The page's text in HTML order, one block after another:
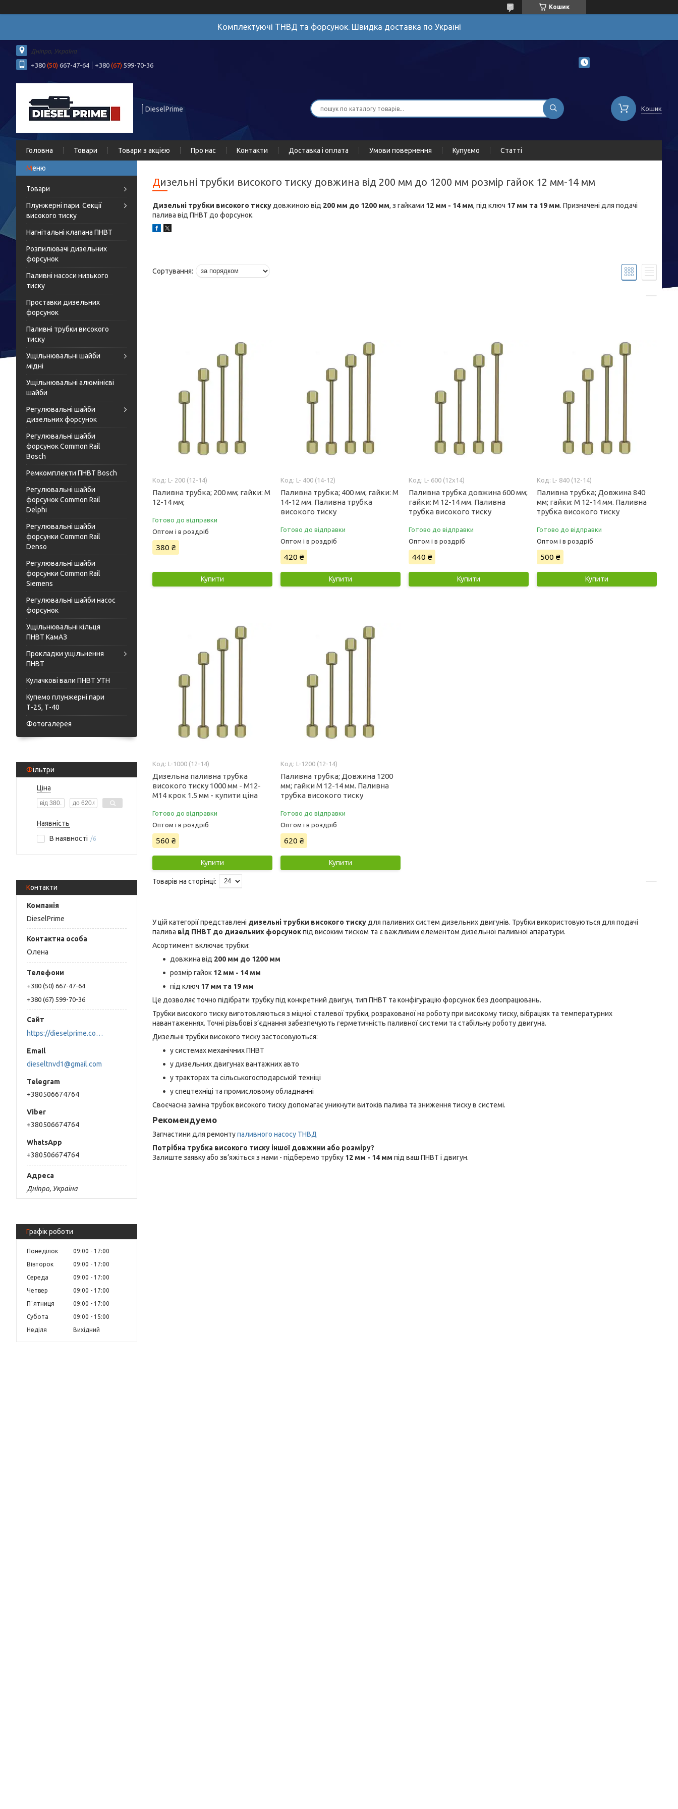
Кошик
Комплектуючі ТНВД та форсунок. Швидка доставка по Україні
Дніпро, Україна
+380 (50) 667-47-64 +380 (67) 599-70-36
DieselPrime Кошик
Головна Товари Товари з акцією Про нас Контакти Доставка і оплата Умови повернення Купуємо Статті
Товари
Плунжерні пари. Секції
високого тиску
Нагнітальні клапана ПНВТ
Розпилювачі дизельних
форсунок
Паливні насоси низького
тиску
Проставки дизельних
форсунок
Паливні трубки високого
тиску
Ущільнювальні шайби
мідні
Ущільнювальні алюмінієві
шайби
Регулювальні шайби
дизельних форсунок
Регулювальні шайби
форсунок Common Rail
Bosch
Ремкомплекти ПНВТ Bosch
Регулювальні шайби
форсунок Common Rail
Delphi
Регулювальні шайби
форсунки Common Rail
Denso
Регулювальні шайби
форсунки Common Rail
Siemens
Регулювальні шайби насос
форсунок
Ущільнювальні кільця
ПНВТ КамАЗ
Прокладки ущільнення
ПНВТ
Кулачкові вали ПНВТ УТН
Купемо плунжерні пари
Т-25, Т-40
Фотогалерея
Фільтри
Ціна
Наявність
В наявності
6
Контакти
DieselPrime
Олена
+380 (50) 667-47-64
+380 (67) 599-70-36
https://dieselprime.com.ua/
dieseltnvd1@gmail.com
+380506674764
+380506674764
+380506674764
Дніпро, Україна
Графік роботи
Понеділок 09:00
17:00
Вівторок
09:00
17:00
Середа
09:00
17:00
Четвер
09:00
17:00
Пʼятниця
09:00
17:00
Субота
09:00
15:00
Неділя
Вихідний
Дизельні трубки високого тиску довжина від 200 мм до 1200 мм розмір гайок 12 мм-14 мм
Дизельні трубки високого тиску довжиною від 200 мм до 1200 мм, з гайками 12 мм - 14 мм, під ключ 17 мм та 19 мм. Призначені для подачі
палива від ПНВТ до форсунок.
L- 200 (12-14)
Паливна трубка; 200 мм; гайки: М
12-14 мм;
Готово до відправки
Оптом і в роздріб
380 ₴
Купити
L- 400 (14-12)
Паливна трубка; 400 мм; гайки: М
14-12 мм. Паливна трубка
високого тиску
Готово до відправки
Оптом і в роздріб
420 ₴
Купити
L- 600 (12х14)
Паливна трубка довжина 600 мм;
гайки: М 12-14 мм. Паливна
трубка високого тиску
Готово до відправки
Оптом і в роздріб
440 ₴
Купити
L- 840 (12-14)
Паливна трубка; Довжина 840
мм; гайки: М 12-14 мм. Паливна
трубка високого тиску
Готово до відправки
Оптом і в роздріб
500 ₴
Купити
L-1000 (12-14)
Дизельна паливна трубка
високого тиску 1000 мм - М12-
М14 крок 1.5 мм - купити ціна
Готово до відправки
Оптом і в роздріб
560 ₴
Купити
L-1200 (12-14)
Паливна трубка; Довжина 1200
мм; гайки М 12-14 мм. Паливна
трубка високого тиску
Готово до відправки
Оптом і в роздріб
620 ₴
Купити
У цій категорії представлені дизельні трубки високого тиску для паливних систем дизельних двигунів. Трубки використовуються для подачі
палива від ПНВТ до дизельних форсунокпід високим тиском та є важливим елементом дизельної паливної апаратури.
Асортимент включає трубки:
довжина від 200 мм до 1200 мм
розмір гайок 12 мм - 14 мм
під ключ 17 мм та 19 мм
Це дозволяє точно підібрати трубку під конкретний двигун, тип ПНВТ та конфігурацію форсунок без доопрацювань.
Трубки високого тиску виготовляються з міцної сталевої трубки, розрахованої на роботу при високому тиску, вібраціях та температурних
навантаженнях. Точні різьбові з’єднання забезпечують герметичність паливної системи та стабільну роботу двигуна.
Дизельні трубки високого тиску застосовуються:
у системах механічних ПНВТ
у дизельних двигунах вантажних авто
у тракторах та сільськогосподарській техніці
у спецтехніці та промисловому обладнанні
Своєчасна заміна трубок високого тиску допомагає уникнути витоків палива та зниження тиску в системі.
Рекомендуемо
Запчастини для ремонтупаливного насосу ТНВД
Потрібна трубка високого тиску іншої довжини або розміру?
Залиште заявку або зв’яжіться з нами - підберемо трубку 12 мм - 14 мм під ваш ПНВТ і двигун.